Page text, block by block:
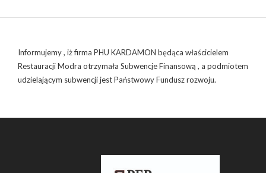
Informujemy , iż firma PHU KARDAMON będąca właścicielem
Restauracji Modra otrzymała Subwencje Finansową , a podmiotem
udzielającym subwencji jest Państwowy Fundusz rozwoju.